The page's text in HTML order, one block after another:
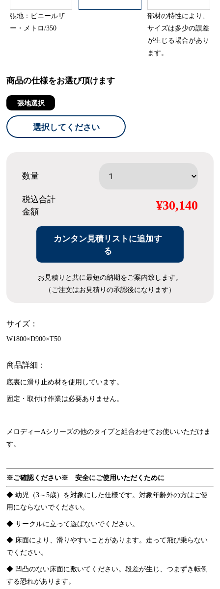
張地：ビニールザ
ー・メトロ/350
部材の特性により、
サイズは多少の誤差
が生じる場合があり
ます。
商品の仕様をお選び頂けます
張地選択
選択してください
数量
税込合計
金額
¥30,140
カンタン見積リストに追加す
る
お見積りと共に最短の納期をご案内致します。
（ご注文はお見積りの承認後になります）
サイズ：
W1800×D900×T50
商品詳細：
底裏に滑り止め材を使用しています。
固定・取付け作業は必要ありません。
メロディーAシリーズの他のタイプと組合わせてお使いいただけま
す。
※ご確認ください※ 安全にご使用いただくために
◆ 幼児（3～5歳）を対象にした仕様です。対象年齢外の方はご使
用にならないでください。
◆ サークルに立って遊ばないでください。
◆ 床面により、滑りやすいことがあります。走って飛び乗らない
でください。
◆ 凹凸のない床面に敷いてください。段差が生じ、つまずき転倒
する恐れがあります。